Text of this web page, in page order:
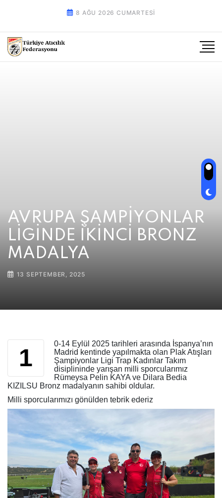
8 AĞU 2026 CUMARTESI
AVRUPA ŞAMPİYONLAR
LİGİNDE İKİNCİ BRONZ
MADALYA
13 SEPTEMBER, 2025
1
0-14 Eylül 2025 tarihleri arasında İspanya’nın
Madrid kentinde yapılmakta olan Plak Atışları
Şampiyonlar Ligi Trap Kadınlar Takım
disiplininde yarışan milli sporcularımız
Rümeysa Pelin KAYA ve Dilara Bedia
KIZILSU Bronz madalyanın sahibi oldular.
Milli sporcularımızı gönülden tebrik ederiz